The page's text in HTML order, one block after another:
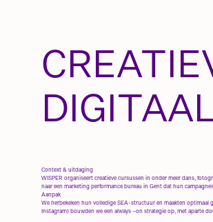
Context & uitdaging
WISPER organiseert creatieve cursussen in onder meer dans,
naar een marketing performance bureau in Gent dat hun
Aanpak
We herbekeken hun volledige SEA-structuur en maakten
Instagram) bouwden we een always –on strategie op, met aparte